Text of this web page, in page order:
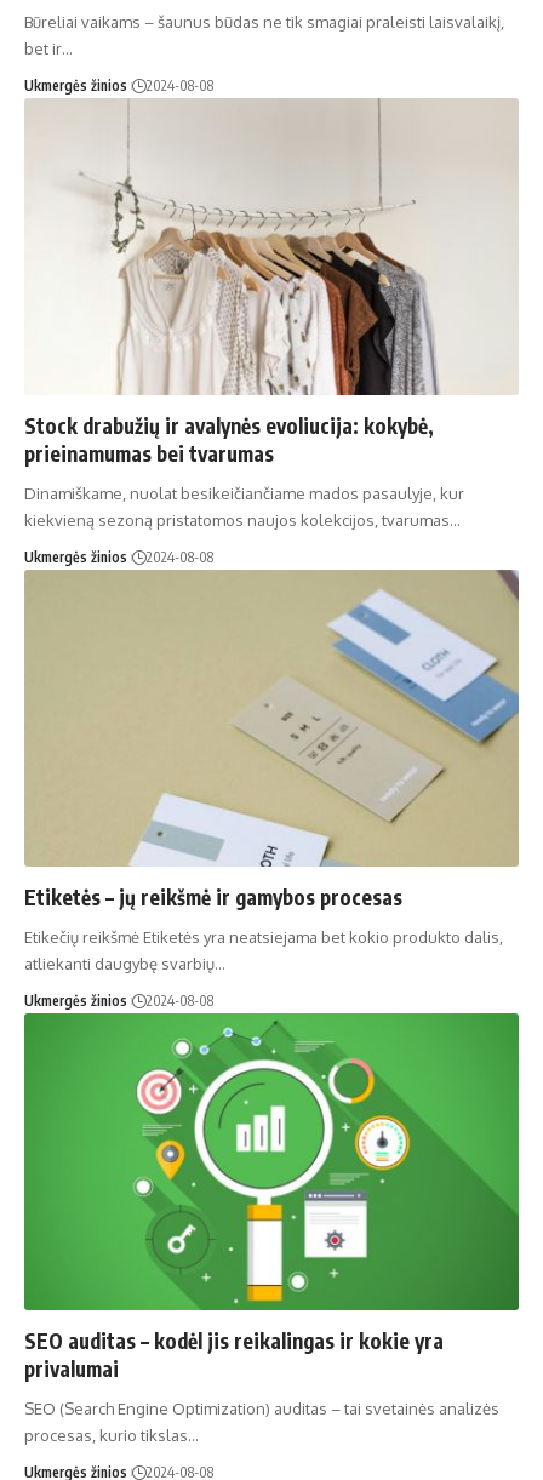
Būreliai vaikams – šaunus būdas ne tik smagiai praleisti laisvalaikį,
bet ir…
Ukmergės žinios 2024-08-08
Stock drabužių ir avalynės evoliucija: kokybė,
prieinamumas bei tvarumas
Dinamiškame, nuolat besikeičiančiame mados pasaulyje, kur
kiekvieną sezoną pristatomos naujos kolekcijos, tvarumas…
Ukmergės žinios 2024-08-08
Etiketės – jų reikšmė ir gamybos procesas
Etikečių reikšmė Etiketės yra neatsiejama bet kokio produkto dalis,
atliekanti daugybę svarbių…
Ukmergės žinios 2024-08-08
SEO auditas – kodėl jis reikalingas ir kokie yra
privalumai
SEO (Search Engine Optimization) auditas – tai svetainės analizės
procesas, kurio tikslas…
Ukmergės žinios 2024-08-08